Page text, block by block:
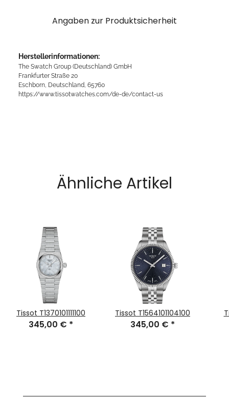
Angaben zur Produktsicherheit
Herstellerinformationen:
The Swatch Group (Deutschland) GmbH
Frankfurter Straße 20
Eschborn, Deutschland, 65760
https://www.tissotwatches.com/de-de/contact-us
Ähnliche Artikel
Tissot T1370101111100
345,00 € *
Tissot T1564101104100
345,00 € *